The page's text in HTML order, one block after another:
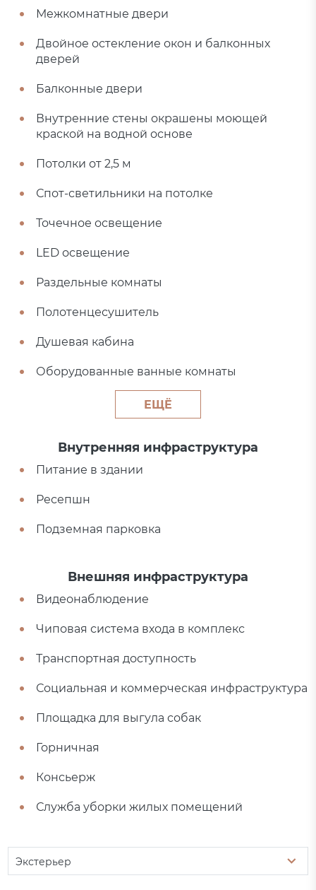
Межкомнатные двери
Двойное остекление окон и балконных
дверей
Балконные двери
Внутренние стены окрашены моющей
краской на водной основе
Потолки от 2,5 м
Спот-светильники на потолке
Точечное освещение
LED освещение
Раздельные комнаты
Полотенцесушитель
Душевая кабина
Оборудованные ванные комнаты
ЕЩЁ
Внутренняя инфраструктура
Питание в здании
Ресепшн
Подземная парковка
Внешняя инфраструктура
Видеонаблюдение
Чиповая система входа в комплекс
Транспортная доступность
Социальная и коммерческая инфраструктура
Площадка для выгула собак
Горничная
Консьерж
Служба уборки жилых помещений
Экстерьер